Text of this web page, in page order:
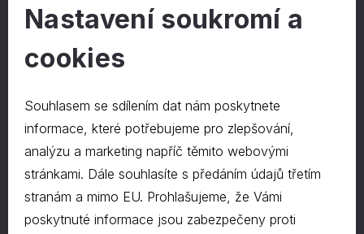
Ochrana osobních údajů
O společnosti
Kontakt
O nás
Kontakty
577 222 666
Nastavení soukromí a
cookies
Souhlasem se sdílením dat nám poskytnete
informace, které potřebujeme pro zlepšování,
analýzu a marketing napříč těmito webovými
stránkami. Dále souhlasíte s předáním údajů třetím
stranám a mimo EU. Prohlašujeme, že Vámi
poskytnuté informace jsou zabezpečeny proti